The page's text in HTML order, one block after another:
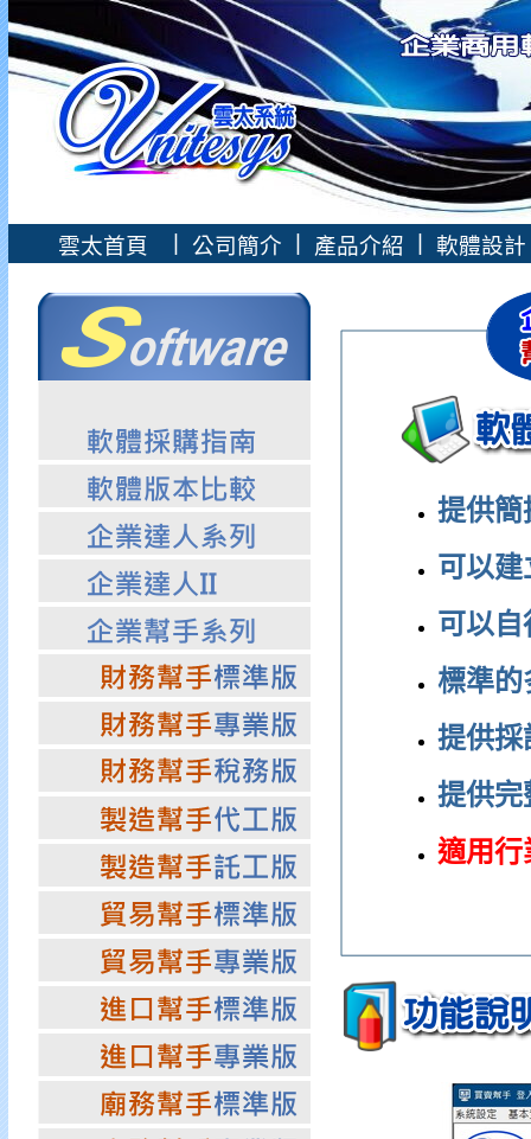
雲太首頁 公司簡介 產品介紹 軟體設計
提供簡
可以建
可以自
標準的
提供採
提供完
適用行